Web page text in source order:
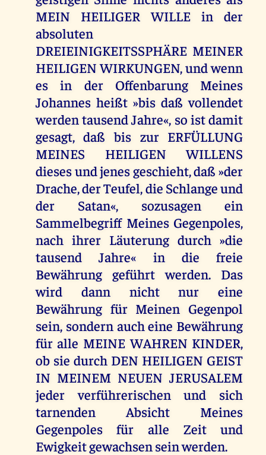
MEIN HEILIGER WILLE in der
absoluten
DREIEINIGKEITSSPHÄRE MEINER
HEILIGEN WIRKUNGEN, und wenn
es in der Offenbarung Meines
Johannes heißt »bis daß vollendet
werden tausend Jahre«, so ist damit
gesagt, daß bis zur ERFÜLLUNG
MEINES HEILIGEN WILLENS
dieses und jenes geschieht, daß »der
Drache, der Teufel, die Schlange und
der Satan«, sozusagen ein
Sammelbegriff Meines Gegenpoles,
nach ihrer Läuterung durch »die
tausend Jahre« in die freie
Bewährung geführt werden. Das
wird dann nicht nur eine
Bewährung für Meinen Gegenpol
sein, sondern auch eine Bewährung
für alle MEINE WAHREN KINDER,
ob sie durch DEN HEILIGEN GEIST
IN MEINEM NEUEN JERUSALEM
jeder verführerischen und sich
tarnenden Absicht Meines
Gegenpoles für alle Zeit und
Ewigkeit gewachsen sein werden.